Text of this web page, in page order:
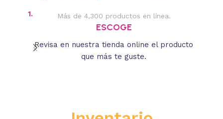
1. Más de 4,300 productos en línea.
ESCOGE
Revisa en nuestra tienda online el producto
que más te guste.